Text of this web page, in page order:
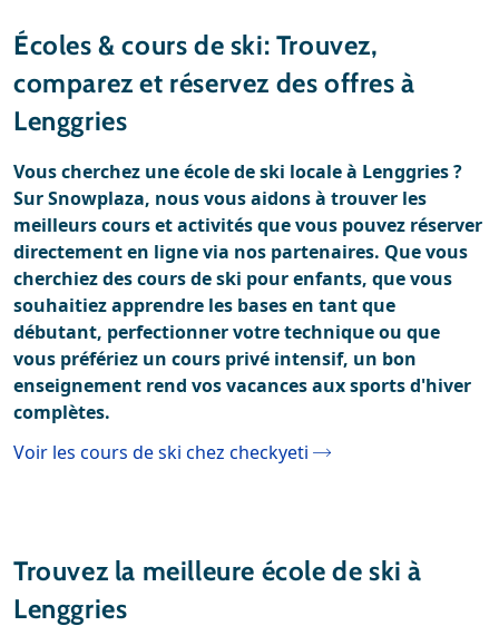
Météo
Avis
Location de ski
Écoles & cours de ski: Trouvez,
comparez et réservez des offres à
Lenggries
Vous cherchez une école de ski locale à Lenggries ?
Sur Snowplaza, nous vous aidons à trouver les
meilleurs cours et activités que vous pouvez réserver
directement en ligne via nos partenaires. Que vous
cherchiez des cours de ski pour enfants, que vous
souhaitiez apprendre les bases en tant que
débutant, perfectionner votre technique ou que
vous préfériez un cours privé intensif, un bon
enseignement rend vos vacances aux sports d'hiver
complètes.
Voir les cours de ski chez checkyeti
Trouvez la meilleure école de ski à
Lenggries